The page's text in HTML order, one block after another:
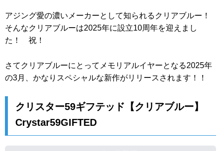
アジング愛の濃いメーカーとして知られるクリアブルー！
そんなクリアブルーは2025年に設立10周年を迎えまし
た！ 祝！
さてクリアブルーにとってメモリアルイヤーとなる2025年
の3月、かなりスペシャルな新作がリリースされます！！
クリスター59ギフテッド【クリアブルー】
Crystar59GIFTED